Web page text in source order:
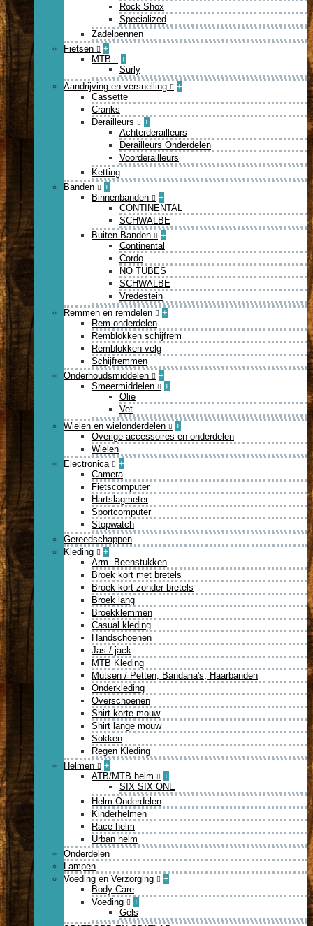
Rock Shox
Specialized
Zadelpennen
Fietsen
+
MTB
+
Surly
Aandrijving en versnelling
+
Cassette
Cranks
Derailleurs
+
Achterderailleurs
Derailleurs Onderdelen
Voorderailleurs
Ketting
Banden
+
Binnenbanden
+
CONTINENTAL
SCHWALBE
Buiten Banden
+
Continental
Cordo
NO TUBES
SCHWALBE
Vredestein
Remmen en remdelen
+
Rem onderdelen
Remblokken schijfrem
Remblokken velg
Schijfremmen
Onderhoudsmiddelen
+
Smeermiddelen
+
Olie
Vet
Wielen en wielonderdelen
+
Overige accessoires en onderdelen
Wielen
Electronica
+
Camera
Fietscomputer
Hartslagmeter
Sportcomputer
Stopwatch
Gereedschappen
Kleding
+
Arm- Beenstukken
Broek kort met bretels
Broek kort zonder bretels
Broek lang
Broekklemmen
Casual kleding
Handschoenen
Jas / jack
MTB Kleding
Mutsen / Petten, Bandana's, Haarbanden
Onderkleding
Overschoenen
Shirt korte mouw
Shirt lange mouw
Sokken
Regen Kleding
Helmen
+
ATB/MTB helm
+
SIX SIX ONE
Helm Onderdelen
Kinderhelmen
Race helm
Urban helm
Onderdelen
Lampen
Voeding en Verzorging
+
Body Care
Voeding
+
Gels